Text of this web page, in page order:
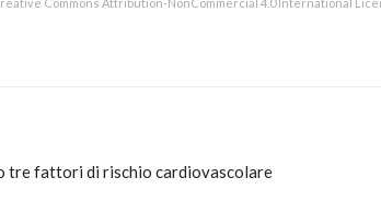
Commons Attribution-NonCommercial 4.0 International
tre fattori di rischio cardiovascolare